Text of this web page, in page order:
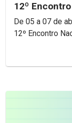
12º
De 05 a 07 de
12º Encontro